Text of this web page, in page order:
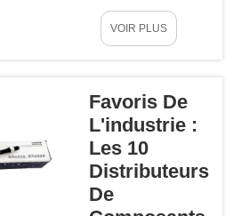
des routes
accidentées, afin
produits de
suspension à des
délicate. Vous
souhaitez des
articles de haute
qualité sans
dépenser trop.
De nombreuses
VOIR PLUS
Favoris De
L'industrie :
Les 10
Distributeurs
De